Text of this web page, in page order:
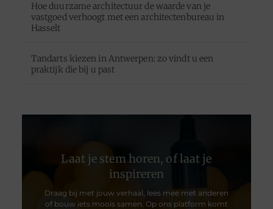
Hoe duurzame architectuur de waarde van je
vastgoed verhoogt met een architectenbureau in
Hasselt
Tandarts kiezen in Antwerpen: zo vindt u een
praktijk die bij u past
Laat je stem horen, of laat je
inspireren
Draag bij met jouw verhaal, lees mee met anderen
of bouw iets moois samen. Op ons platform komt